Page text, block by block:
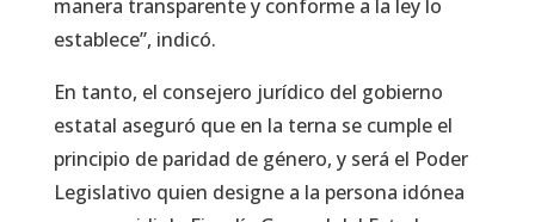
manera transparente y conforme a la ley lo
establece”, indicó.
En tanto, el consejero jurídico del gobierno
estatal aseguró que en la terna se cumple el
principio de paridad de género, y será el Poder
Legislativo quien designe a la persona idónea